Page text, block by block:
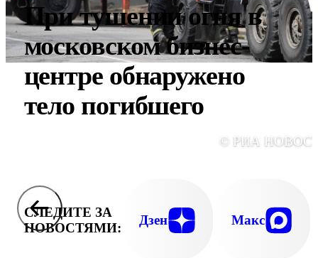
При тушении огня в
московском бизнес-
центре обнаружено
тело погибшего
© РИА
СЛЕДИТЕ ЗА
НОВОСТЯМИ:
Дзен Макс